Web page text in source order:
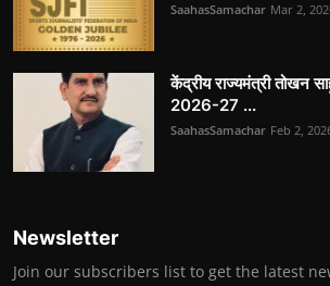
SaahasSamachar Mar 2,
केंद्रीय राज्यमंत्री तोखन
2026-27 ...
SaahasSamachar Feb 2,
Newsletter
Join our subscribers list to get the latest